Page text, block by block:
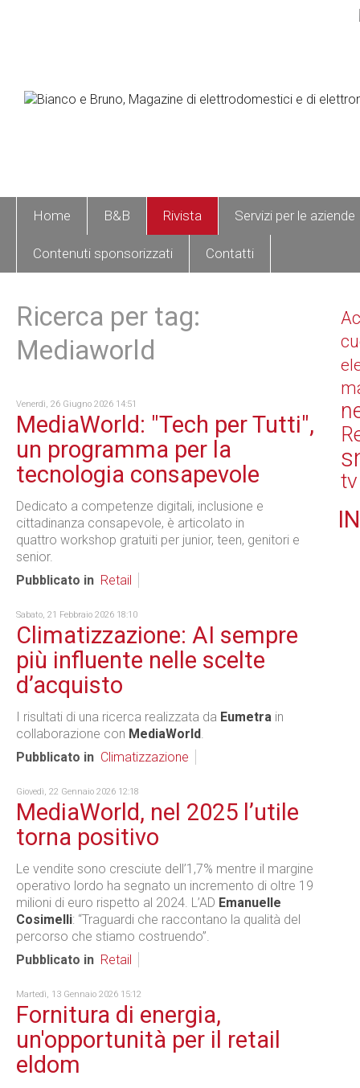
Home B&B Rivista Servizi per le aziende
Contenuti sponsorizzati Contatti
Ricerca per tag:
Mediaworld
Venerdì, 26 Giugno 2026 14:51
MediaWorld: "Tech per Tutti",
un programma per la
tecnologia consapevole
Dedicato a competenze digitali, inclusione e
cittadinanza consapevole, è articolato in
quattro workshop gratuiti per junior, teen, genitori e
senior.
Pubblicato in Retail
Sabato, 21 Febbraio 2026 18:10
Climatizzazione: AI sempre
più influente nelle scelte
d’acquisto
I risultati di una ricerca realizzata da Eumetra in
collaborazione con MediaWorld.
Pubblicato in Climatizzazione
Giovedì, 22 Gennaio 2026 12:18
MediaWorld, nel 2025 l’utile
torna positivo
Le vendite sono cresciute dell’1,7% mentre il margine
operativo lordo ha segnato un incremento di oltre 19
milioni di euro rispetto al 2024. L’AD Emanuelle
Cosimelli: “Traguardi che raccontano la qualità del
percorso che stiamo costruendo”.
Pubblicato in Retail
Martedì, 13 Gennaio 2026 15:12
Fornitura di energia,
un'opportunità per il retail
eldom
tv
IN